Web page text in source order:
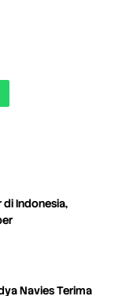
di Indonesia,
Navies Terima